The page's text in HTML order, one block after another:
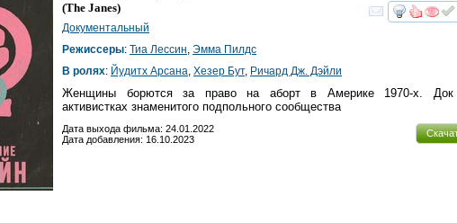
(The Janes)
Документальный
Режиссеры: Тиа Лессин, Эмма Пилдс
В ролях: Йудитх Арcана, Хезер Бут, Ричард Дж. Дэйли
Женщины борются за право на аборт в Америке 1970-х.
активистках знаменитого подпольного сообщества
Дата выхода фильма: 24.01.2022
Дата добавления: 16.10.2023